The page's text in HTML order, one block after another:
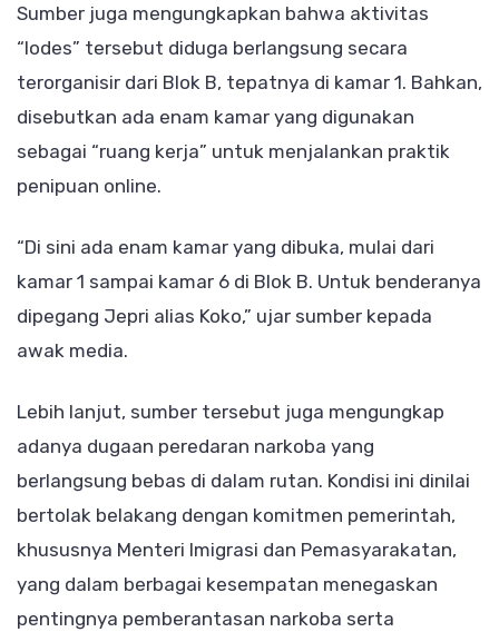
Sumber juga mengungkapkan bahwa aktivitas
“lodes” tersebut diduga berlangsung secara
terorganisir dari Blok B, tepatnya di kamar 1. Bahkan,
disebutkan ada enam kamar yang digunakan
sebagai “ruang kerja” untuk menjalankan praktik
penipuan online.
“Di sini ada enam kamar yang dibuka, mulai dari
kamar 1 sampai kamar 6 di Blok B. Untuk benderanya
dipegang Jepri alias Koko,” ujar sumber kepada
awak media.
Lebih lanjut, sumber tersebut juga mengungkap
adanya dugaan peredaran narkoba yang
berlangsung bebas di dalam rutan. Kondisi ini dinilai
bertolak belakang dengan komitmen pemerintah,
khususnya Menteri Imigrasi dan Pemasyarakatan,
yang dalam berbagai kesempatan menegaskan
pentingnya pemberantasan narkoba serta